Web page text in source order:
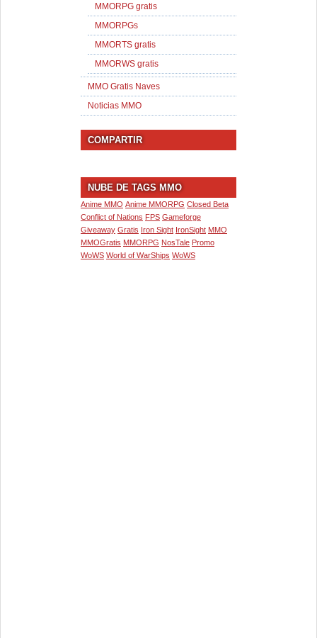
MMORPG gratis
MMORPGs
MMORTS gratis
MMORWS gratis
MMO Gratis Naves
Noticias MMO
COMPARTIR
NUBE DE TAGS MMO
Anime MMO Anime MMORPG Closed Beta
Conflict of Nations FPS Gameforge
Giveaway Gratis Iron Sight IronSight MMO
MMOGratis MMORPG NosTale Promo
WoWS World of WarShips WoWS